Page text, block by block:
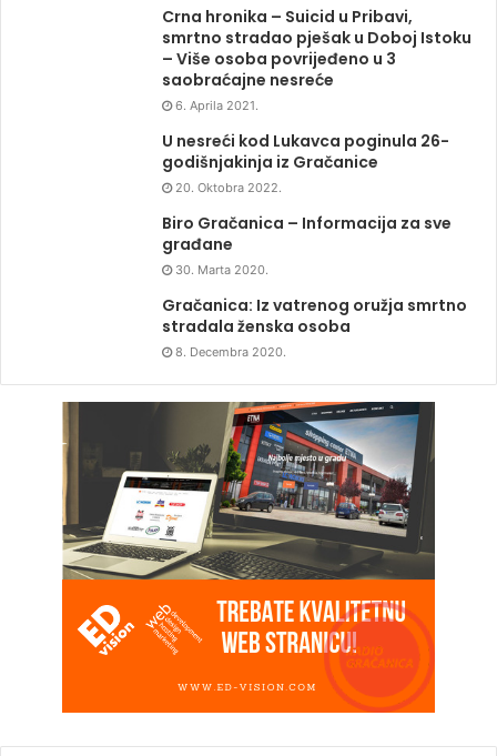
Crna hronika – Suicid u Pribavi,
smrtno stradao pješak u Doboj Istoku
– Više osoba povrijeđeno u 3
saobraćajne nesreće
6. Aprila 2021.
U nesreći kod Lukavca poginula 26-
godišnjakinja iz Gračanice
20. Oktobra 2022.
Biro Gračanica – Informacija za sve
građane
30. Marta 2020.
Gračanica: Iz vatrenog oružja smrtno
stradala ženska osoba
8. Decembra 2020.